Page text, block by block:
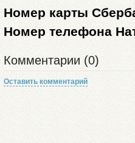
Номер карты
Номер телефона
Комментарии (0)
Оставить комментарий